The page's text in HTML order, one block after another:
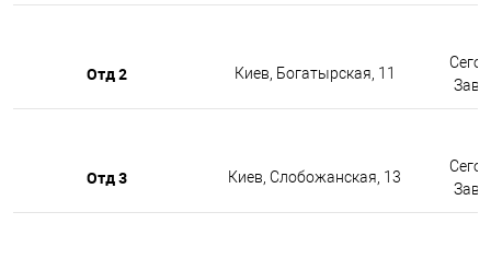
Отд 2 Киев, Богатырская, 11
Отд 3 Киев, Слобожанская, 13